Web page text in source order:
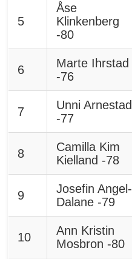
5
Åse
Klinkenberg
-80
6
Marte Ihrstad
-76
7
Unni Arnestad
-77
8
Camilla Kim
Kielland -78
9
Josefin Angel-
Dalane -79
10
Ann Kristin
Mosbron -80